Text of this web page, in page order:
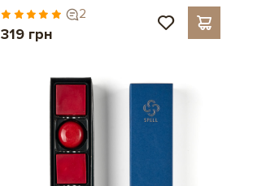
2
319 грн